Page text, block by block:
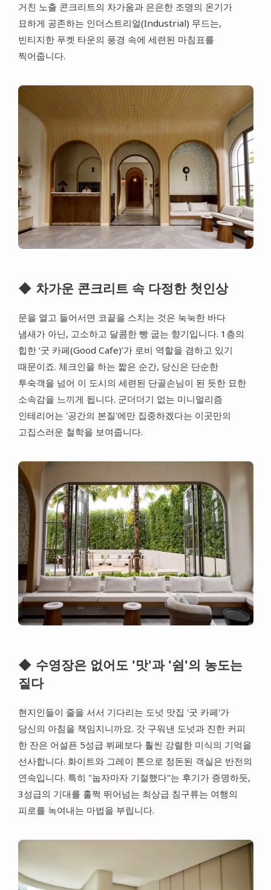
거친 노출 콘크리트의 차가움과 은은한 조명의 온기가
묘하게 공존하는 인더스트리얼(Industrial) 무드는,
빈티지한 푸켓 타운의 풍경 속에 세련된 마침표를
찍어줍니다.
◆ 차가운 콘크리트 속 다정한 첫인상
문을 열고 들어서면 코끝을 스치는 것은 눅눅한 바다
냄새가 아닌, 고소하고 달콤한 빵 굽는 향기입니다. 1층의
힙한 ‘굿 카페(Good Cafe)’가 로비 역할을 겸하고 있기
때문이죠. 체크인을 하는 짧은 순간, 당신은 단순한
투숙객을 넘어 이 도시의 세련된 단골손님이 된 듯한 묘한
소속감을 느끼게 됩니다. 군더더기 없는 미니멀리즘
인테리어는 '공간의 본질'에만 집중하겠다는 이곳만의
고집스러운 철학을 보여줍니다.
◆ 수영장은 없어도 '맛'과 '쉼'의 농도는
짙다
현지인들이 줄을 서서 기다리는 도넛 맛집 '굿 카페'가
당신의 아침을 책임지니까요. 갓 구워낸 도넛과 진한 커피
한 잔은 어설픈 5성급 뷔페보다 훨씬 강렬한 미식의 기억을
선사합니다. 화이트와 그레이 톤으로 정돈된 객실은 반전의
연속입니다. 특히 "눕자마자 기절했다"는 후기가 증명하듯,
3성급의 기대를 훌쩍 뛰어넘는 최상급 침구류는 여행의
피로를 녹여내는 마법을 부립니다.